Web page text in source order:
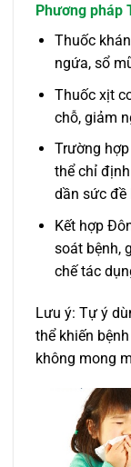
Phương pháp
Thuốc
ngứa, sổ
Thuốc xịt
chỗ, giảm
Trường
thể chỉ
dần sức đề
Kết hợp
soát bệnh,
chế tác
Lưu ý: Tự ý
thể khiến
không mong